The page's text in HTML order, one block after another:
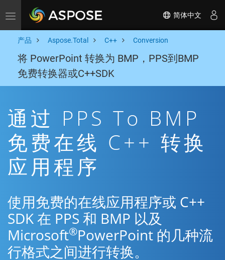
Toggle navigation 简体中文
产品 Aspose.Total C++ Conversion
将 PowerPoint 转换为 BMP，PPS到BMP
免费转换器或C++SDK
通过 PPS To BMP
免费在线 C++ 转换
应用程序
使用免费的在线应用程序或 C++
SDK 在 PPS 和 BMP 以及
Microsoft®PowerPoint 的几种流
行格式之间进行转换。